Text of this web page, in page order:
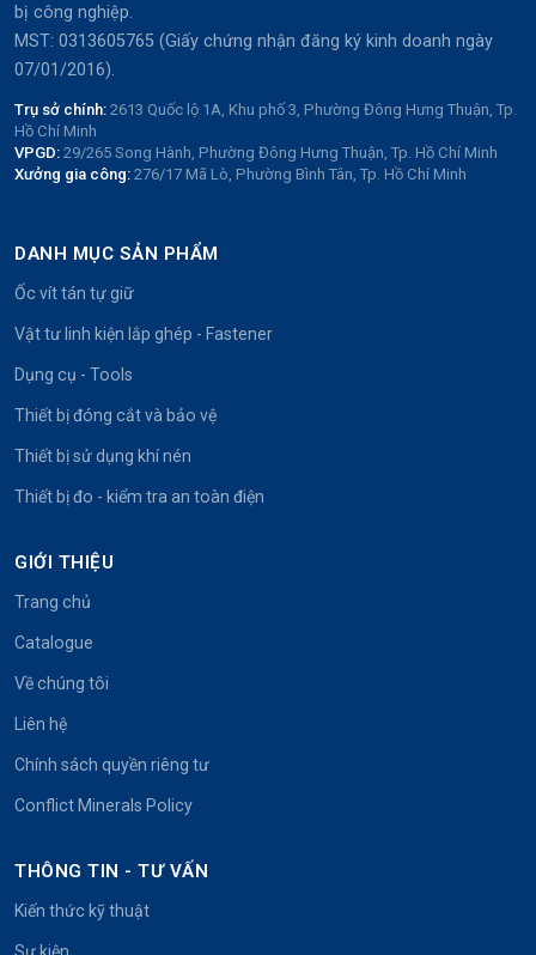
bị công nghiệp.
MST: 0313605765 (Giấy chứng nhận đăng ký kinh doanh ngày
07/01/2016).
Trụ sở chính: 2613 Quốc lộ 1A, Khu phố 3, Phường Đông Hưng Thuận, Tp.
Hồ Chí Minh
VPGD: 29/265 Song Hành, Phường Đông Hưng Thuận, Tp. Hồ Chí Minh
Xưởng gia công: 276/17 Mã Lò, Phường Bình Tân, Tp. Hồ Chí Minh
DANH MỤC SẢN PHẨM
Ốc vít tán tự giữ
Vật tư linh kiện lắp ghép - Fastener
Dụng cụ - Tools
Thiết bị đóng cắt và bảo vệ
Thiết bị sử dụng khí nén
Thiết bị đo - kiểm tra an toàn điện
GIỚI THIỆU
Trang chủ
Catalogue
Về chúng tôi
Liên hệ
Chính sách quyền riêng tư
Conflict Minerals Policy
THÔNG TIN - TƯ VẤN
Kiến thức kỹ thuật